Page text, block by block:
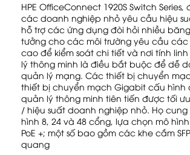
HPE OfficeConnect 1920S Switch
các doanh nghiệp nhỏ yêu cầu hiệu
hỗ trợ các ứng dụng đòi hỏi nhiều
tưởng cho các môi trường yêu cầu
cao để kiểm soát chi tiết và nơi tính
lý thông minh là điều bắt buộc để dễ
quản lý mạng. Các thiết bị chuyển
thiết bị chuyển mạch Gigabit cấu hình
quản lý thông minh tiên tiến được tối
/ hiệu suất doanh nghiệp nhỏ. Họ
hình 8, 24 và 48 cổng, lựa chọn mô hình
PoE +; một số bao gồm các khe cắm
quang